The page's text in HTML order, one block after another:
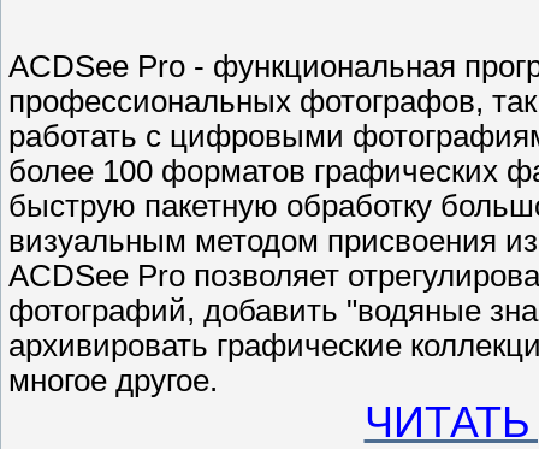
ACDSee Pro - функциональная
профессиональных фотографов,
работать с цифровыми
более 100 форматов графических
быструю пакетную обработку
визуальным методом присвоения
ACDSee Pro позволяет
фотографий, добавить "водяные
архивировать графические
многое другое.